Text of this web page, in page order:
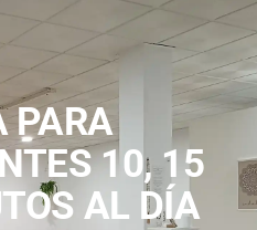
PARA
10, 15
AL DÍA